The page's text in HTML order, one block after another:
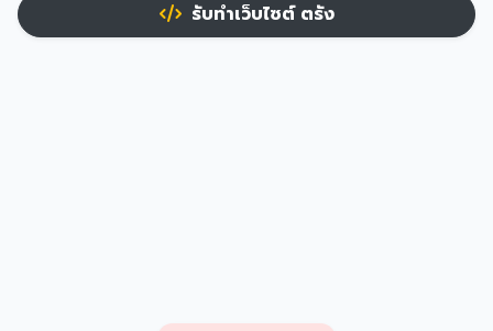
รับทำเว็บไซต์ ตรัง